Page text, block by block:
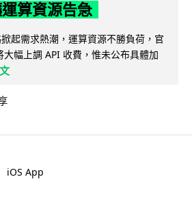
算資源告急
起需求熱潮，運算資源不勝負荷，官
幅上調 API 收費，惟未公布具體加
iOS App